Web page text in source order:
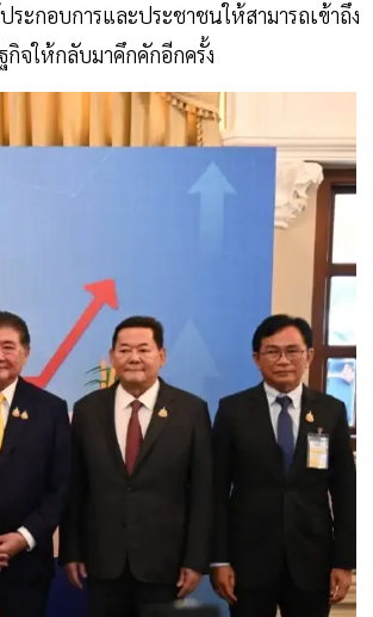
ะกอบการและประชาชนให้สามารถเข้าถึง
จให้กลับมาคึกคักอีกครั้ง